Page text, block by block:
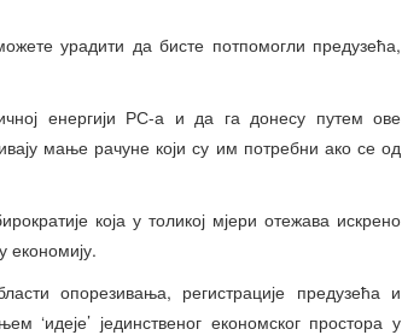
урадити да бисте потпомогли предузећа,
енергији РС-а и да га донесу путем ове
мање рачуне који су им потребни ако се од
која у толикој мјери отежава искрено
економију.
опорезивања, регистрације предузећа и
‘идеје’ јединственог економског простора у